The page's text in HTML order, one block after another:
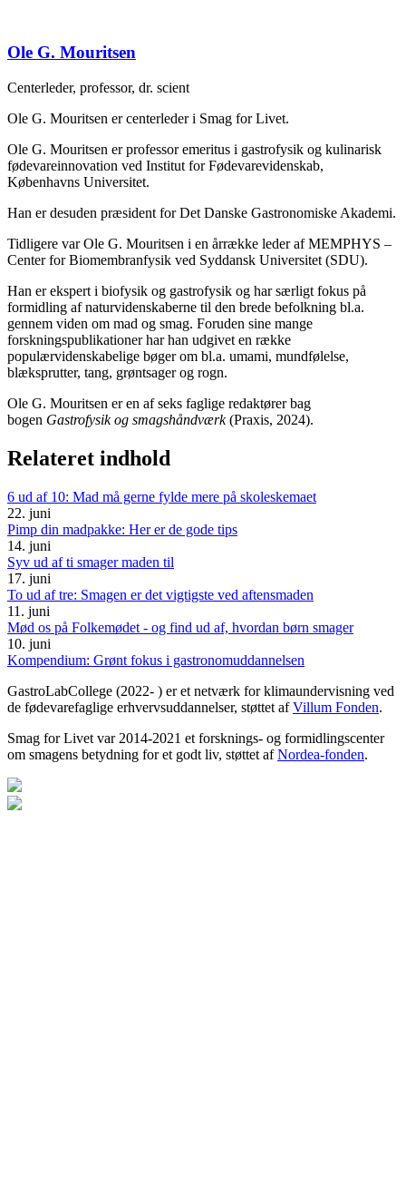
Ole G. Mouritsen
Centerleder, professor, dr. scient
Ole G. Mouritsen er centerleder i Smag for Livet.
Ole G. Mouritsen er professor emeritus i gastrofysik og kulinarisk
fødevareinnovation ved Institut for Fødevarevidenskab,
Københavns Universitet.
Han er desuden præsident for Det Danske Gastronomiske Akademi.
Tidligere var Ole G. Mouritsen i en årrække leder af MEMPHYS –
Center for Biomembranfysik ved Syddansk Universitet (SDU).
Han er ekspert i biofysik og gastrofysik og har særligt fokus på
formidling af naturvidenskaberne til den brede befolkning bl.a.
gennem viden om mad og smag. Foruden sine mange
forskningspublikationer har han udgivet en række
populærvidenskabelige bøger om bl.a. umami, mundfølelse,
blæksprutter, tang, grøntsager og rogn.
Ole G. Mouritsen er en af seks faglige redaktører bag
bogen Gastrofysik og smagshåndværk(Praxis, 2024).
Relateret indhold
6 ud af 10: Mad må gerne fylde mere på skoleskemaet
22. juni
Pimp din madpakke: Her er de gode tips
14. juni
Syv ud af ti smager maden til
17. juni
To ud af tre: Smagen er det vigtigste ved aftensmaden
11. juni
Mød os på Folkemødet - og find ud af, hvordan børn smager
10. juni
Kompendium: Grønt fokus i gastronomuddannelsen
GastroLabCollege (2022- ) er et netværk for klimaundervisning ved
de fødevarefaglige erhvervsuddannelser, støttet afVillum Fonden.
Smag for Livet var 2014-2021 et forsknings- og formidlingscenter
om smagens betydning for et godt liv, støttet afNordea-fonden.